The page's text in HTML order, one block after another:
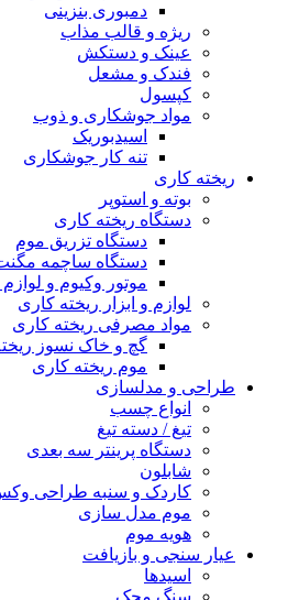
دمبوری بنزینی
ریژه و قالب مذاب
عینک و دستکش
فندک و مشعل
کپسول
مواد جوشکاری و ذوب
اسیدبوریک
تنه کار جوشکاری
ریخته کاری
بوته و استوپر
دستگاه ریخته کاری
دستگاه تزریق موم
دستگاه ساچمه
موتور وکیوم و لوازم
لوازم و ابزار ریخته کاری
مواد مصرفی ریخته کاری
گچ و خاک نسوز
موم ریخته کاری
طراحی و مدلسازی
انواع چسب
تیغ / دسته تیغ
دستگاه پرینتر سه بعدی
شابلون
کاردک و سنبه طراحی
موم مدل سازی
هویه موم
عیار سنجی و بازیافت
اسیدها
سنگ محک